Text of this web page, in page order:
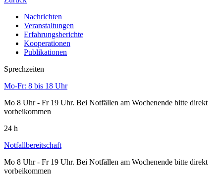
Nachrichten
Veranstaltungen
Erfahrungsberichte
Kooperationen
Publikationen
Sprechzeiten
Mo-Fr: 8 bis 18 Uhr
Mo 8 Uhr - Fr 19 Uhr. Bei Notfällen am Wochenende bitte direkt
vorbeikommen
24 h
Notfallbereitschaft
Mo 8 Uhr - Fr 19 Uhr. Bei Notfällen am Wochenende bitte direkt
vorbeikommen